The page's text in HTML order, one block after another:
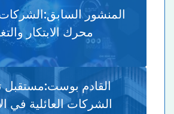
المنشور السابق:الشركات
محرك الابتكار
القادم بوست:مستقبل
الشركات العائلية في